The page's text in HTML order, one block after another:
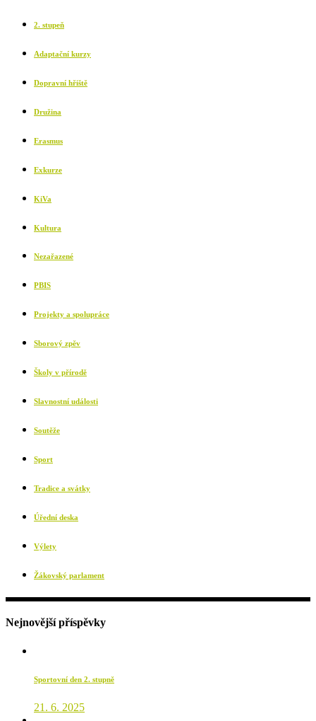
2. stupeň
Adaptační kurzy
Dopravní hřiště
Družina
Erasmus
Exkurze
KiVa
Kultura
Nezařazené
PBIS
Projekty a spolupráce
Sborový zpěv
Školy v přírodě
Slavnostní události
Soutěže
Sport
Tradice a svátky
Úřední deska
Výlety
Žákovský parlament
Nejnovější příspěvky
Sportovní den 2. stupně
21. 6. 2025